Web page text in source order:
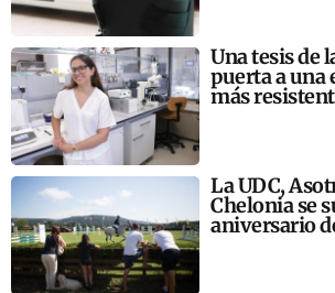
Una tesis de
puerta a una
más
La UDC,
Chelonia se
aniversario